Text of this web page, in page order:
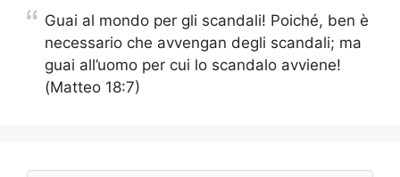
Guai al mondo per gli scandali! Poiché, ben è
necessario che avvengan degli scandali; ma
guai all’uomo per cui lo scandalo avviene!
(Matteo 18:7)